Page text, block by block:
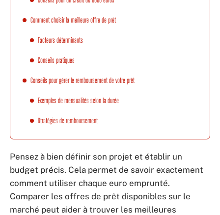
Comment choisir la meilleure offre de prêt
Facteurs déterminants
Conseils pratiques
Conseils pour gérer le remboursement de votre prêt
Exemples de mensualités selon la durée
Stratégies de remboursement
Pensez à bien définir son projet et établir un
budget précis. Cela permet de savoir exactement
comment utiliser chaque euro emprunté.
Comparer les offres de prêt disponibles sur le
marché peut aider à trouver les meilleures